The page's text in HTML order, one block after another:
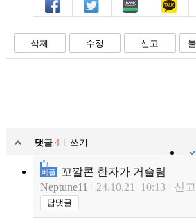
페북 트윗 밴드 카톡
삭제 수정 신고
댓글 4
쓰기
베플
꼬깔콘 한자가 거슬림
Neptune11
24.10.21 10:13 신고
답댓글